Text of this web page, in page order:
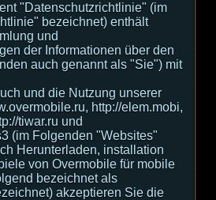
"Datenschutzrichtlinie" (im
bezeichnet) enthält
und
der Informationen über den
auch genannt als "Sie") mit
und die Nutzung unserer
http://elem.mobi,
tiwar.ru und
(im Folgenden "Websites"
Herunterladen, installation
von Overmobile für mobile
bezeichnet als
akzeptieren Sie die